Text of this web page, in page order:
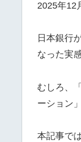
2025年12
日本銀行
なった実
むしろ、
ーション
本記事で